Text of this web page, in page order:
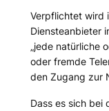
Verpflichtet wird
Diensteanbieter
„jede natürliche
oder fremde
den Zugang zur
Dass es sich bei